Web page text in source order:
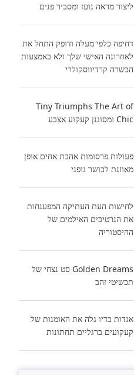
ליצור מראה נועז ומסביר פנים
דחיפה כלפי מעלה ודופק התחל את
לאחרונה האישי שלך ולא באמצעות
הכשרה קרדיווסקולרי
Tiny Triumphs The Art of
Chic ומסוגנן קעקוע אצבע
פעולות פרסומות אהבת אחים אופן
מאוזנת לכושר גופני
לחישות העת העתיקה המפענחות
את הנרטיבים האילמים של
ההיסטוריה
Golden Dreams סט נצחי של
תכשיטי זהב
אגדות בדיו גלה את האומנות של
קעקועים ברגליים תחתונות